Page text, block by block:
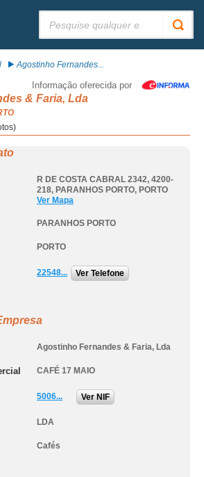
Agostinho Fernandes...
Informação oferecida por
& Faria, Lda
R DE COSTA CABRAL 2342, 4200-
218, PARANHOS PORTO, PORTO
Ver Mapa
PARANHOS PORTO
PORTO
22548... Ver Telefone
Agostinho Fernandes & Faria, Lda
CAFÉ 17 MAIO
5006... Ver NIF
LDA
Cafés